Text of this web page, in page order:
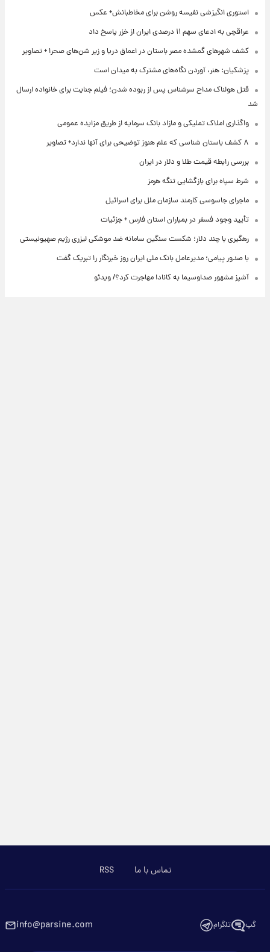
استوری انگیزشی نفیسه روشن برای مخاطبانش+ عکس
عراقچی به ادعای سهم ۱۱ درصدی ایران از خزر پاسخ داد
کشف شهرهای گمشده مصر باستان در اعماق دریا و زیر شن‌های صحرا + تصاویر
پزشکیان: هنر، آوردن نگاه‌های مشترک به میدان است
قتل هولناک مداح سرشناس پس از ربوده شدن؛ فیلم جنایت برای خانواده ارسال
شد
واگذاری املاک تملیکی و مازاد بانک سرمایه از طریق مزایده عمومی
۸ کشف باستان شناسی که علم هنوز توضیحی برای آنها ندارد+ تصاویر
بررسی رابطه قیمت طلا و دلار در ایران
شرط سپاه برای بازگشایی تنگه هرمز
ماجرای جاسوسی کارمند سازمان ملل برای اسرائیل
تأیید وجود فسفر در بمباران استان فارس + جزئیات
رهگیری با چند دلار؛ شکست سنگین سامانه ضد موشکی لیزری رژیم صهیونیستی
با صدور پیامی؛ مدیرعامل بانک ملی ایران روز خبرنگار را تبریک گفت
آشپز مشهور صداوسیما به کانادا مهاجرت کرد؟/ ویدئو
تماس با ما RSS
گپ تلگرام info@parsine.com